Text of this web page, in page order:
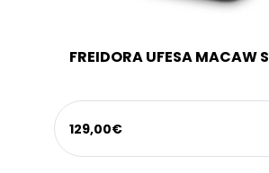
FREIDORA UFESA MACAW
129,00€